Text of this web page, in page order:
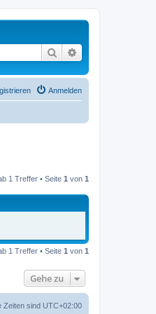
Suche
Anmelden
1 Treffer • Seite 1 von 1
1 Treffer • Seite 1 von 1
Gehe zu
Zeiten sind UTC+02:00